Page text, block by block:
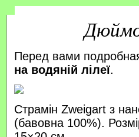
Перед вами
на водяній лілеї.
Страмін Zweigart з
(бавовна 100%).